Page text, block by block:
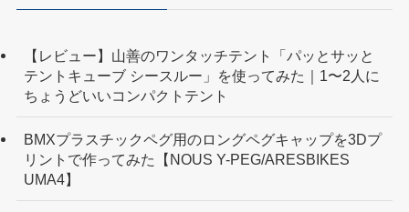
【レビュー】山善のワンタッチテント「パッとサッと
テントキューブ シースルー」を使ってみた｜1〜2人に
ちょうどいいコンパクトテント
BMXプラスチックペグ用のロングペグキャップを3Dプ
リントで作ってみた【NOUS Y-PEG/ARESBIKES
UMA4】